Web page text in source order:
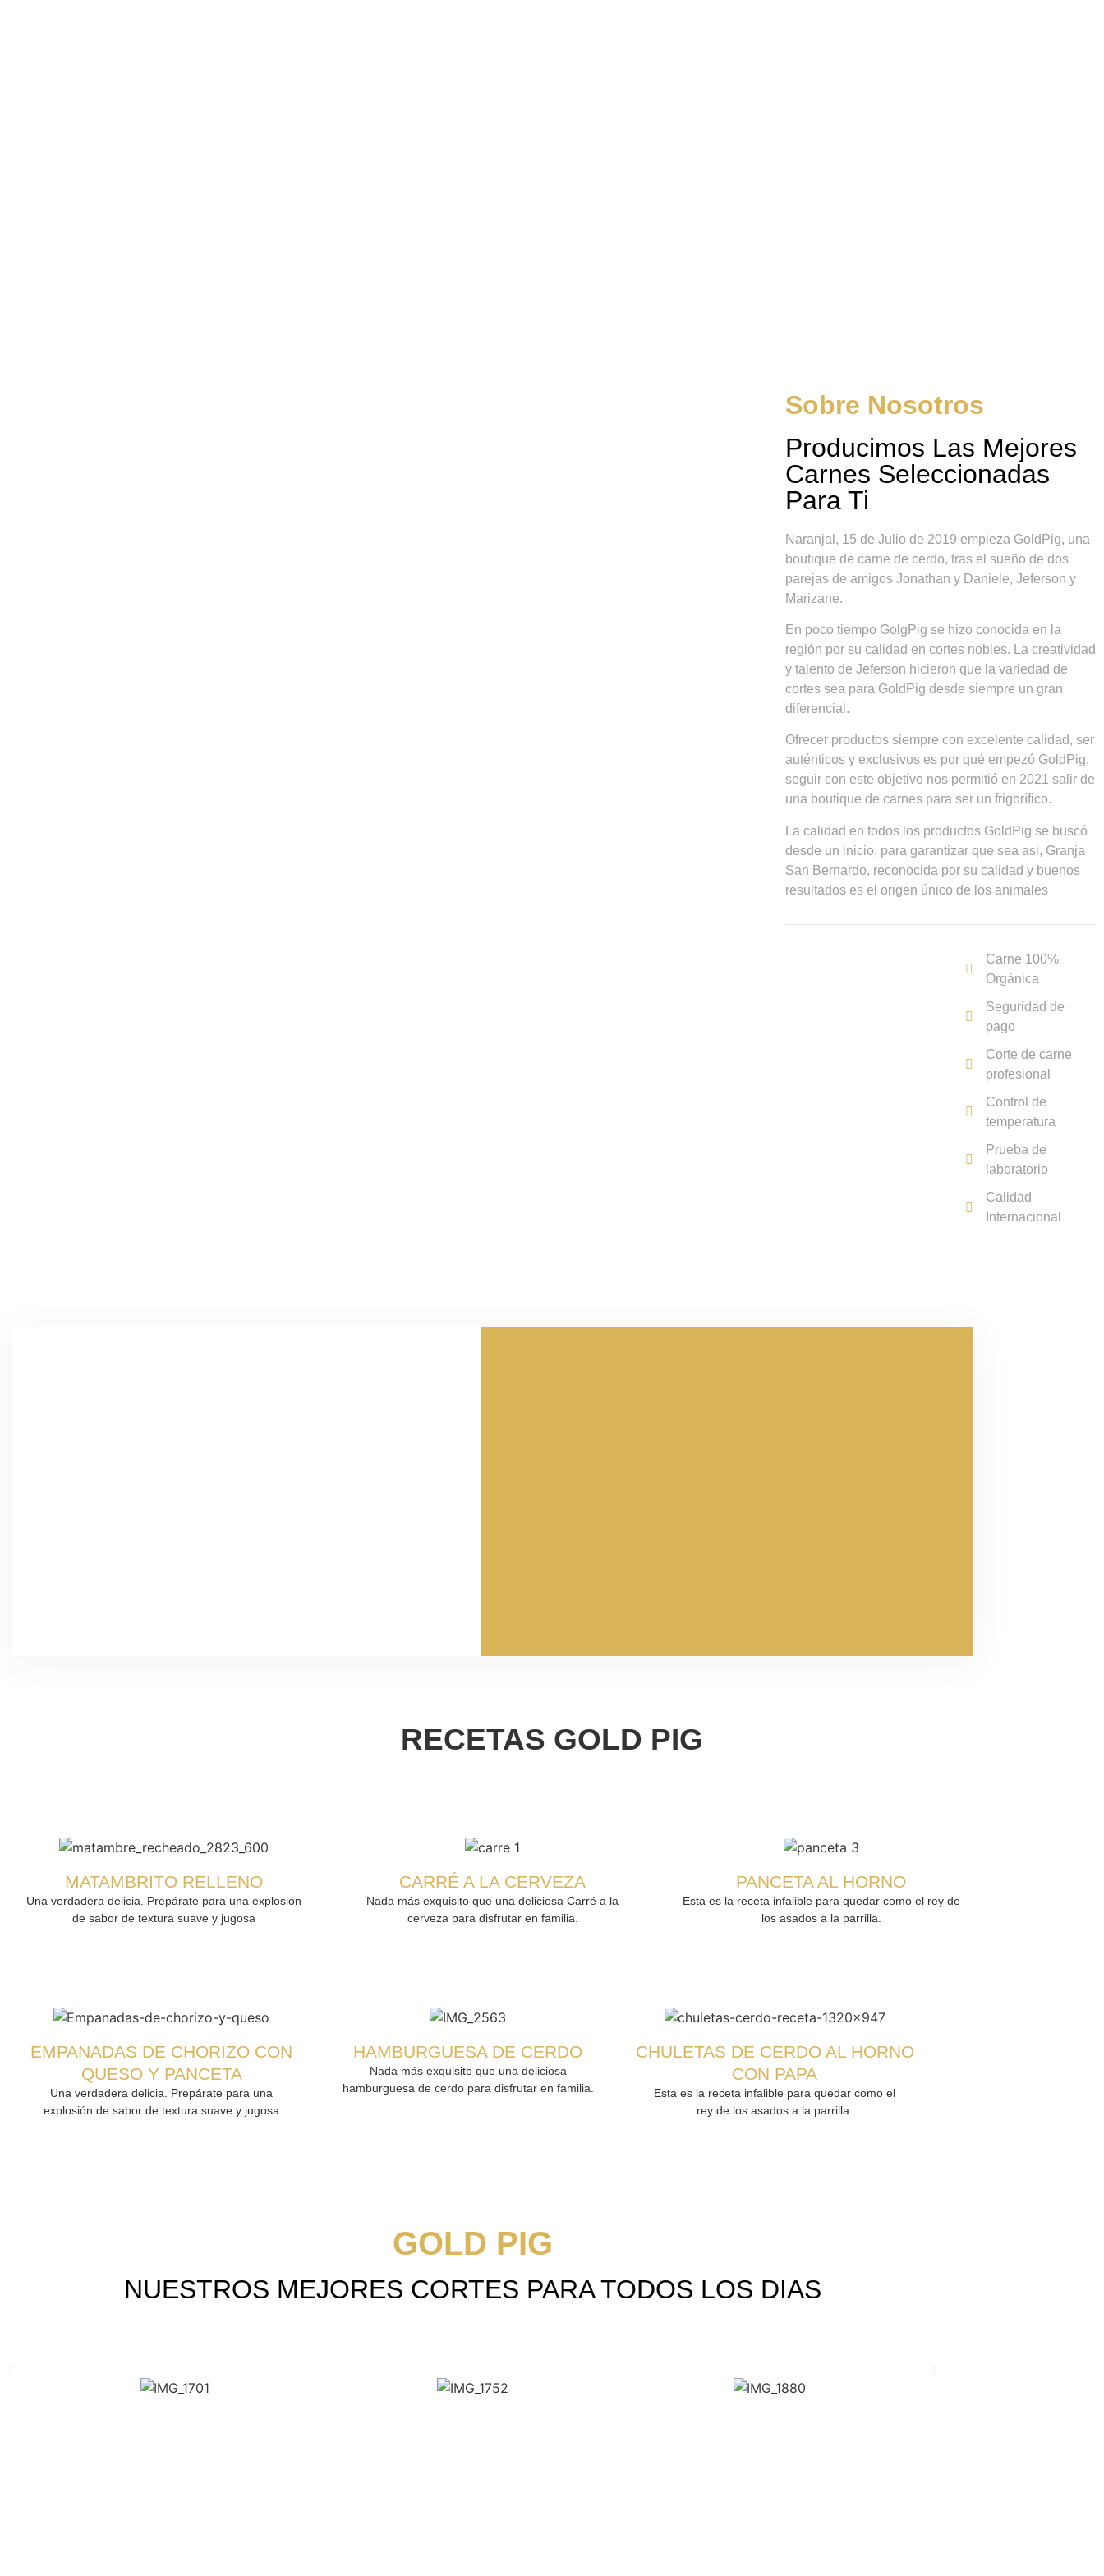
Sobre Nosotros
Producimos Las Mejores
Carnes Seleccionadas
Para Ti
Naranjal, 15 de Julio de 2019 empieza GoldPig, una
boutique de carne de cerdo, tras el sueño de dos
parejas de amigos Jonathan y Daniele, Jeferson y
Marizane.
En poco tiempo GolgPig se hizo conocida en la
región por su calidad en cortes nobles. La creatividad
y talento de Jeferson hicieron que la variedad de
cortes sea para GoldPig desde siempre un gran
diferencial.
Ofrecer productos siempre con excelente calidad, ser
auténticos y exclusivos es por qué empezó GoldPig,
seguir con este objetivo nos permitió en 2021 salir de
una boutique de carnes para ser un frigorífico.
La calidad en todos los productos GoldPig se buscó
desde un inicio, para garantizar que sea asi, Granja
San Bernardo, reconocida por su calidad y buenos
resultados es el origen único de los animales
Carne 100%
Orgánica
Seguridad de
pago
Corte de carne
profesional
Control de
temperatura
Prueba de
laboratorio
Calidad
Internacional
RECETAS GOLD PIG
MATAMBRITO RELLENO
Una verdadera delicia. Prepárate para una explosión
de sabor de textura suave y jugosa
CARRÉ A LA CERVEZA
Nada más exquisito que una deliciosa Carré a la
cerveza para disfrutar en familia.
PANCETA AL HORNO
Esta es la receta infalible para quedar como el rey de
los asados a la parrilla.
EMPANADAS DE CHORIZO CON
QUESO Y PANCETA
Una verdadera delicia. Prepárate para una
explosión de sabor de textura suave y jugosa
HAMBURGUESA DE CERDO
Nada más exquisito que una deliciosa
hamburguesa de cerdo para disfrutar en familia.
CHULETAS DE CERDO AL HORNO
CON PAPA
Esta es la receta infalible para quedar como el
rey de los asados a la parrilla.
GOLD PIG
NUESTROS MEJORES CORTES PARA TODOS LOS DIAS